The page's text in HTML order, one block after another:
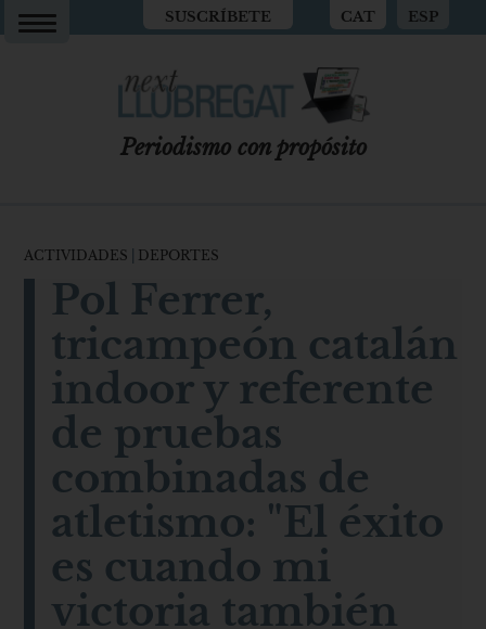
SUSCRÍBETE CAT ESP
Periodismo con propósito
ACTIVIDADES DEPORTES
Pol Ferrer,
tricampeón catalán
indoor y referente
de pruebas
combinadas de
atletismo: "El éxito
es cuando mi
victoria también